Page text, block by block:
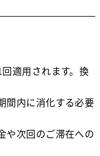
適用されます。換
間内に消化する必要
や次回のご滞在への